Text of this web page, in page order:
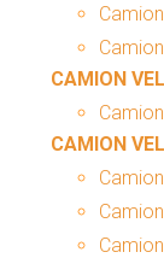
CAMION
CAMION